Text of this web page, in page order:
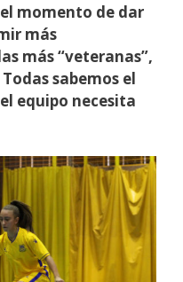
momento de dar
más
más “veteranas”,
sabemos el
equipo necesita